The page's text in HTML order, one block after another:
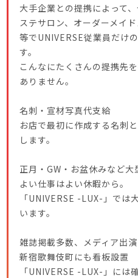
大手企業との提携によって
ステサロン、オーダーメイ
等でUNIVERSE従業員だけ
す。
こんなにたくさんの提携先
ありません。
名刺・宣材写真代支給
お店で最初に作成する名刺
します。
正月・GW・お盆休みなど大
よい仕事はよい休暇から。
「UNIVERSE -LUX-」では
います。
雑誌掲載多数、メディア出
新宿歌舞伎町にも看板設置
「UNIVERSE -LUX-」には